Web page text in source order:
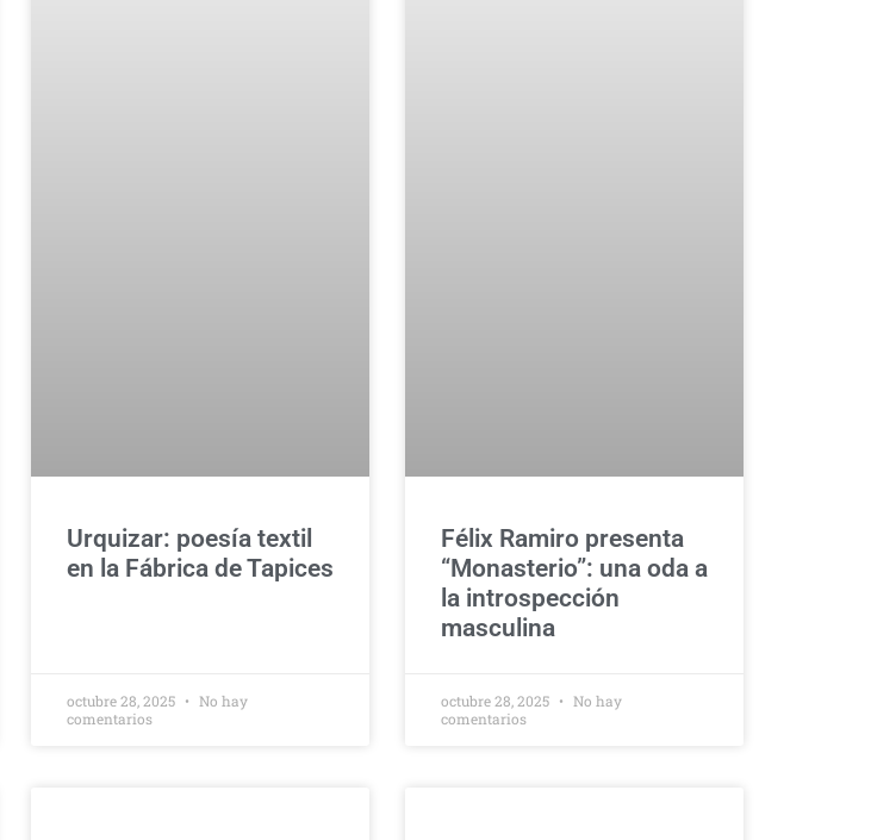
Urquizar: poesía textil
en la Fábrica de Tapices
octubre 28, 2025
No hay
comentarios
Félix Ramiro presenta
“Monasterio”: una oda a
la introspección
masculina
octubre 28, 2025
No hay
comentarios